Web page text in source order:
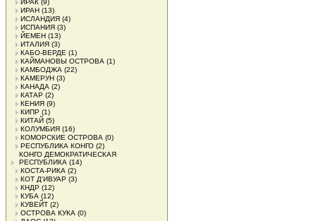
ИРАК (9)
ИРАН (13)
ИСЛАНДИЯ (4)
ИСПАНИЯ (3)
ЙЕМЕН (13)
ИТАЛИЯ (3)
КАБО-ВЕРДЕ (1)
КАЙМАНОВЫ ОСТРОВА (1)
КАМБОДЖА (22)
КАМЕРУН (3)
КАНАДА (2)
КАТАР (2)
КЕНИЯ (9)
КИПР (1)
КИТАЙ (5)
КОЛУМБИЯ (16)
КОМОРСКИЕ ОСТРОВА (0)
РЕСПУБЛИКА КОНГО (2)
КОНГО ДЕМОКРАТИЧЕСКАЯ
РЕСПУБЛИКА (14)
КОСТА-РИКА (2)
КОТ Д'ИВУАР (3)
КНДР (12)
КУБА (12)
КУВЕЙТ (2)
ОСТРОВА КУКА (0)